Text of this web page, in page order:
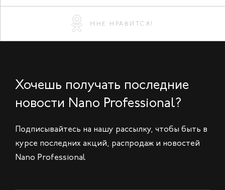
МНЕ НРАВИТСЯ!
Хочешь получать последние
новости Nano Professional?
Подписывайтесь на нашу рассылку, чтобы быть в
курсе последних акций, распродаж и новостей
Nano Professional